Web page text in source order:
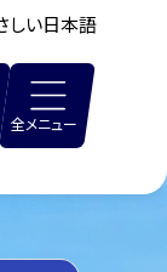
しい日本語
全メニュー